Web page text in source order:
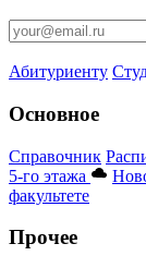
Абитуриенту
Основное
Справочник
5-го этажа
факультете
Прочее